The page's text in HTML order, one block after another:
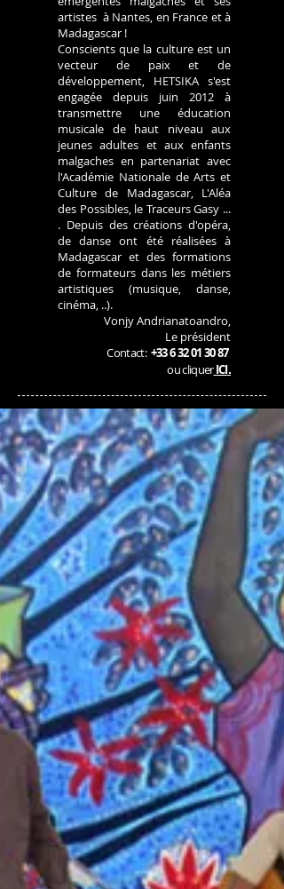
artistes à Nantes, en France et à
Madagascar !
Conscients que la culture est un
vecteur de paix et de
développement, HETSIKA s'est
engagée depuis juin 2012 à
transmettre une éducation
musicale de haut niveau aux
jeunes adultes et aux enfants
malgaches en partenariat avec
l'Académie Nationale de Arts et
Culture de Madagascar, L'Aléa
des Possibles, le Traceurs Gasy ...
. Depuis des créations d'opéra,
de danse ont été réalisées à
Madagascar et des formations
de formateurs dans les métiers
artistiques (musique, danse,
cinéma, ..).
Vonjy Andrianatoandro,
Le président
Contact: +33 6 32 01 30 87
ou cliquerICI.